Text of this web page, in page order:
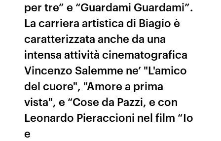
per tre” e “Guardami Guardami”.
La carriera artistica di Biagio è
caratterizzata anche da una
intensa attività cinematografica
Vincenzo Salemme ne’ "L'amico
del cuore", "Amore a prima
vista", e “Cose da Pazzi, e con
Leonardo Pieraccioni nel film “Io
e